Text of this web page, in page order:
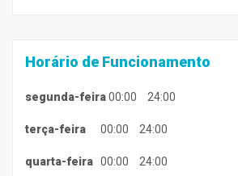
Horário de Funcionamento
segunda-feira00:00 24:00
terça-feira 00:00 24:00
quarta-feira 00:00 24:00